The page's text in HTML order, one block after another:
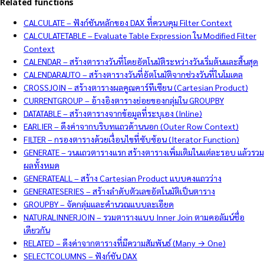
Related functions
CALCULATE – ฟังก์ชันหลักของ DAX ที่ควบคุม Filter Context
CALCULATETABLE – Evaluate Table Expression ใน Modified Filter
Context
CALENDAR – สร้างตารางวันที่โดยอัตโนมัติระหว่างวันเริ่มต้นและสิ้นสุด
CALENDARAUTO – สร้างตารางวันที่อัตโนมัติจากช่วงวันที่ในโมเดล
CROSSJOIN – สร้างตารางผลคูณคาร์ทีเซียน (Cartesian Product)
CURRENTGROUP – อ้างอิงตารางย่อยของกลุ่มใน GROUPBY
DATATABLE – สร้างตารางจากข้อมูลที่ระบุเอง (Inline)
EARLIER – ดึงค่าจากบริบทแถวด้านนอก (Outer Row Context)
FILTER – กรองตารางด้วยเงื่อนไขที่ซับซ้อน (Iterator Function)
GENERATE – วนแถวตารางแรก สร้างตารางเพิ่มเติมในแต่ละรอบ แล้วรวม
ผลทั้งหมด
GENERATEALL – สร้าง Cartesian Product แบบคงแถวว่าง
GENERATESERIES – สร้างลำดับตัวเลขอัตโนมัติเป็นตาราง
GROUPBY – จัดกลุ่มและคำนวณแบบละเอียด
NATURALINNERJOIN – รวมตารางแบบ Inner Join ตามคอลัมน์ชื่อ
เดียวกัน
RELATED – ดึงค่าจากตารางที่มีความสัมพันธ์ (Many → One)
SELECTCOLUMNS – ฟังก์ชัน DAX